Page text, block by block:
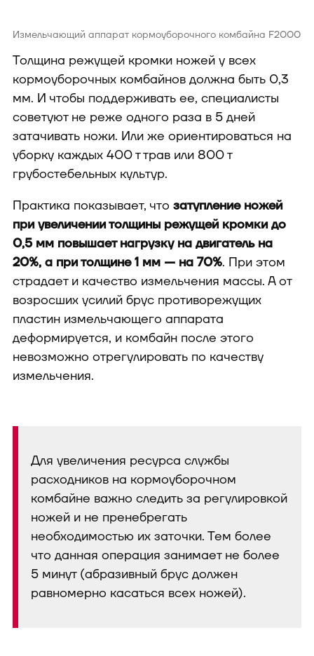
Измельчающий аппарат кормоуборочного комбайна F2000
Толщина режущей кромки ножей у всех
кормоуборочных комбайнов должна быть 0,3
мм. И чтобы поддерживать ее, специалисты
советуют не реже одного раза в 5 дней
затачивать ножи. Или же ориентироваться на
уборку каждых 400 т трав или 800 т
грубостебельных культур.
Практика показывает, что затупление ножей
при увеличении толщины режущей кромки до
0,5 мм повышает нагрузку на двигатель на
20%, а при толщине 1 мм — на 70%. При этом
страдает и качество измельчения массы. А от
возросших усилий брус противорежущих
пластин измельчающего аппарата
деформируется, и комбайн после этого
невозможно отрегулировать по качеству
измельчения.
Для увеличения ресурса службы
расходников на кормоуборочном
комбайне важно следить за регулировкой
ножей и не пренебрегать
необходимостью их заточки. Тем более
что данная операция занимает не более
5 минут (абразивный брус должен
равномерно касаться всех ножей).